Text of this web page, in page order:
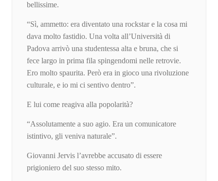
bellissime.
“Sì, ammetto: era diventato una rockstar e la cosa mi
dava molto fastidio. Una volta all’Università di
Padova arrivò una studentessa alta e bruna, che si
fece largo in prima fila spingendomi nelle retrovie.
Ero molto spaurita. Però era in gioco una rivoluzione
culturale, e io mi ci sentivo dentro”.
E lui come reagiva alla popolarità?
“Assolutamente a suo agio. Era un comunicatore
istintivo, gli veniva naturale”.
Giovanni Jervis l’avrebbe accusato di essere
prigioniero del suo stesso mito.